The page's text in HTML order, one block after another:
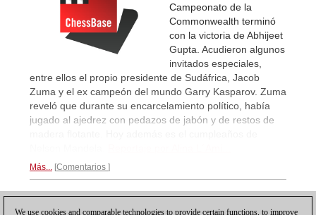
Campeonato de la
Commonwealth terminó
con la victoria de Abhijeet
Gupta. Acudieron algunos
invitados especiales,
entre ellos el propio presidente de Sudáfrica, Jacob
Zuma y el ex campeón del mundo Garry Kasparov. Zuma
reveló que durante su encarcelamiento político, había
jugado al ajedrez con pedazos de jabón y de restos de
Más... Comentarios
We use cookies and comparable technologies to provide certain functions, to improve